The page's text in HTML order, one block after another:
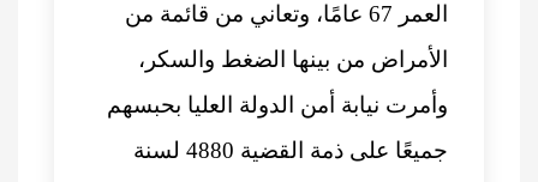
العمر 67 عامًا، وتعاني من قائمة من
الأمراض من بينها الضغط والسكر،
وأمرت نيابة أمن الدولة العليا بحبسهم
جميعًا على ذمة القضية 4880 لسنة